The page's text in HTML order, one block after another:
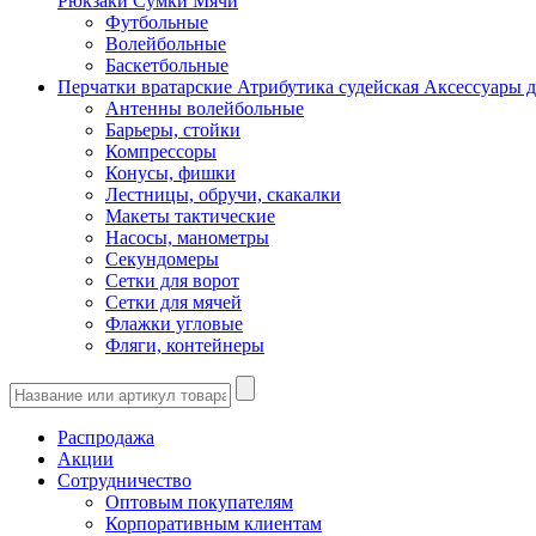
Футбольные
Волейбольные
Баскетбольные
Перчатки вратарские Атрибутика судейская Аксессуары
Антенны волейбольные
Барьеры, стойки
Компрессоры
Конусы, фишки
Лестницы, обручи, скакалки
Макеты тактические
Насосы, манометры
Секундомеры
Сетки для ворот
Сетки для мячей
Флажки угловые
Фляги, контейнеры
Распродажа
Акции
Сотрудничество
Оптовым покупателям
Корпоративным клиентам